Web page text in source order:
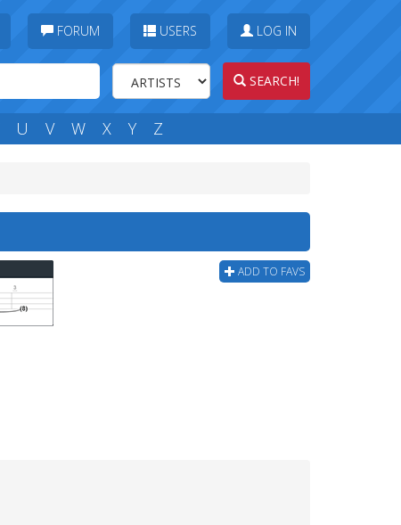
FORUM USERS LOG IN
SEARCH!
U V W X Y Z
ADD TO FAVS